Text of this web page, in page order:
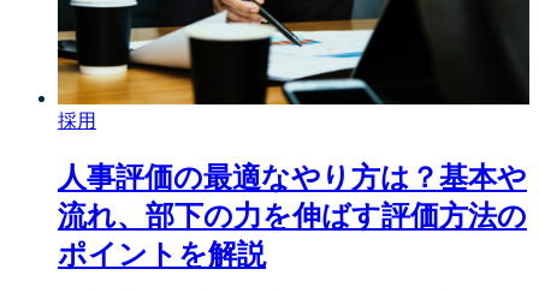
採用
人事評価の最適なやり方は？基本や
流れ、部下の力を伸ばす評価方法の
ポイントを解説